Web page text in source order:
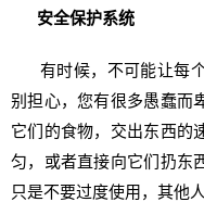
安全保护系统
有时候，不可能让每个
别担心，您有很多愚蠢而
它们的食物，交出东西的
匀，或者直接向它们扔东
只是不要过度使用，其他